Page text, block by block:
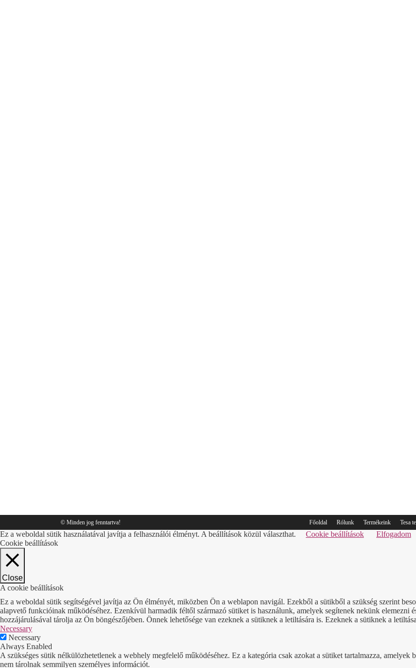
© Minden jog fenntartva! Főoldal Rólunk Termékeink Tesa
Ez a weboldal sütik használatával javítja a felhasználói élményt. A beállítások közül választhat. Cookie beállítások
Elfogadom
Cookie beállítások
Close
A cookie beállítások
Ez a weboldal sütik segítségével javítja az Ön élményét, miközben Ön a weblapon navigál. Ezekből a sütikből a szükség szerint
alapvető funkcióinak működéséhez. Ezenkívül harmadik féltől származó sütiket is használunk, amelyek segítenek nekünk elemezni
hozzájárulásával tárolja az Ön böngészőjében. Önnek lehetősége van ezeknek a sütiknek a letiltására is. Ezeknek a sütiknek a
Necessary
Necessary
Always Enabled
A szükséges sütik nélkülözhetetlenek a webhely megfelelő működéséhez. Ez a kategória csak azokat a sütiket tartalmazza,
nem tárolnak semmilyen személyes információt.